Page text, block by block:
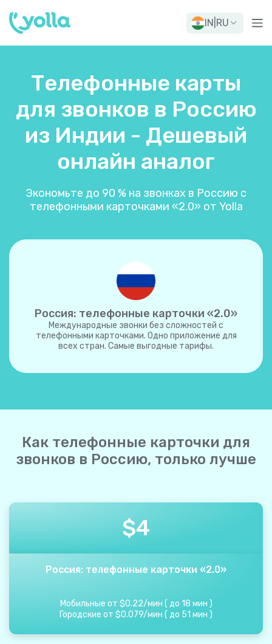
IN RU
Телефонные карты
для звонков в Россию
из Индии - Дешевый
онлайн аналог
Экономьте до 90 % на звонках в Россию с
телефонными карточками «2.0» от Yolla
Россия: телефонные карточки «2.0»
Международные звонки без сложностей с
телефонными карточками. Одно приложение для
всех стран. Самые выгодные тарифы.
Как телефонные карточки для
звонков в Россию, только лучше
$4
Россия: телефонные карточки «2.0»
Мобильные от $0.22/мин ( до 18 мин )
Городские от $0.079/мин ( до 51 мин )